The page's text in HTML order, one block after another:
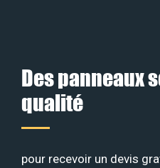
Des panneaux
qualité
pour recevoir un devis